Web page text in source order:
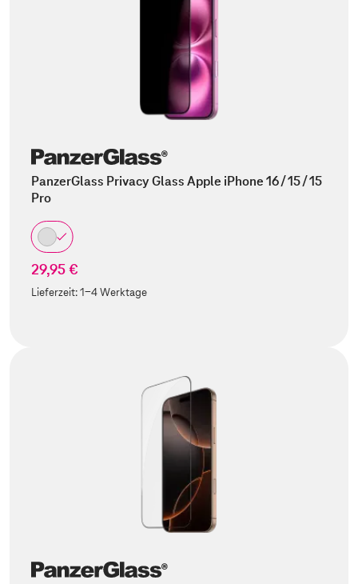
PanzerGlass Privacy Glass Apple iPhone 16 / 15 / 15
Pro
29,95 €
Lieferzeit:1-4 Werktage